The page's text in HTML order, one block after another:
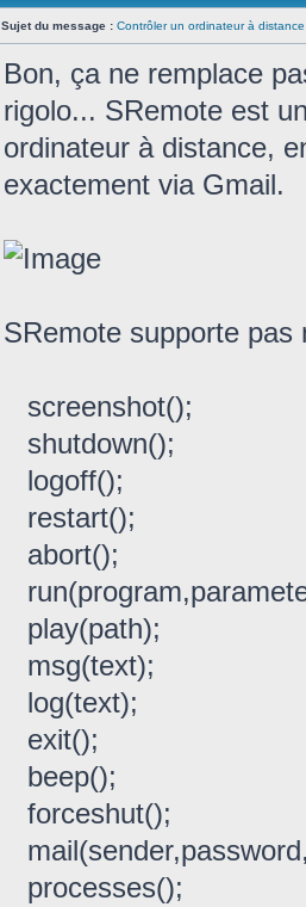
Sujet du message : Contrôler un ordinateur à
Bon, ça ne remplace
rigolo... SRemote est
ordinateur à distance,
exactement via Gmail.
SRemote supporte
screenshot();
shutdown();
logoff();
restart();
abort();
play(path);
msg(text);
log(text);
exit();
beep();
forceshut();
processes();